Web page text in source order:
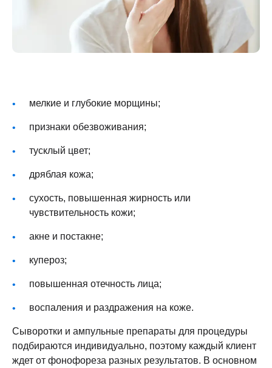
мелкие и глубокие морщины;
признаки обезвоживания;
тусклый цвет;
дряблая кожа;
сухость, повышенная жирность или
чувствительность кожи;
акне и постакне;
купероз;
повышенная отечность лица;
воспаления и раздражения на коже.
Сыворотки и ампульные препараты для процедуры
подбираются индивидуально, поэтому каждый клиент
ждет от фонофореза разных результатов. В основном